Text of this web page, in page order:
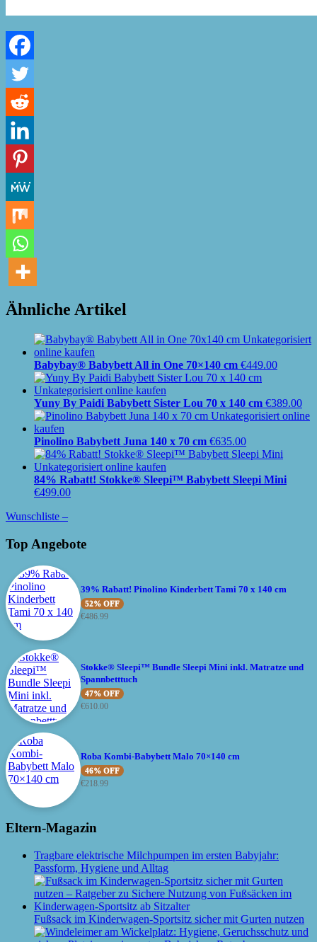
Ähnliche Artikel
Babybay® Babybett All in One 70×140 cm €449.00
Yuny By Paidi Babybett Sister Lou 70 x 140 cm €389.00
Pinolino Babybett Juna 140 x 70 cm €635.00
84% Rabatt! Stokke® Sleepi™ Babybett Sleepi Mini
€499.00
Wunschliste –
Top Angebote
39% Rabatt! Pinolino Kinderbett Tami 70 x 140 cm
52% OFF
€486.99
Stokke® Sleepi™ Bundle Sleepi Mini inkl. Matratze und
Spannbetttuch
47% OFF
€610.00
Roba Kombi-Babybett Malo 70×140 cm
46% OFF
€218.99
Eltern-Magazin
Tragbare elektrische Milchpumpen im ersten Babyjahr:
Passform, Hygiene und Alltag
Fußsack im Kinderwagen-Sportsitz sicher mit Gurten nutzen